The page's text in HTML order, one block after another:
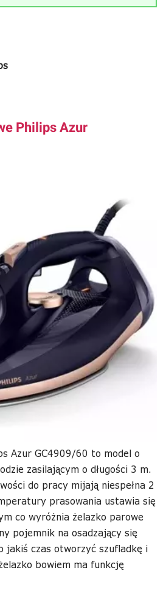
Philips Azur
Azur GC4909/60 to model o
zasilającym o długości 3 m.
do pracy mijają niespełna 2
prasowania ustawia się
co wyróżnia żelazko parowe
pojemnik na osadzający się
jakiś czas otworzyć szufladkę i
bowiem ma funkcję